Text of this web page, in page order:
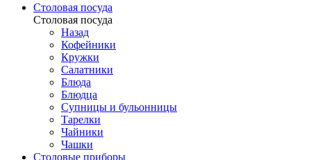
Столовая посуда
Столовая посуда
Назад
Кофейники
Кружки
Салатники
Блюда
Блюдца
Супницы и бульонницы
Тарелки
Чайники
Чашки
Cтоловые приборы